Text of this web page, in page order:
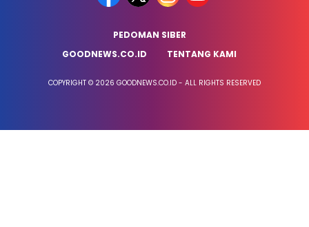
PEDOMAN SIBER
GOODNEWS.CO.ID
TENTANG KAMI
COPYRIGHT © 2026 GOODNEWS.CO.ID - ALL RIGHTS RESERVED